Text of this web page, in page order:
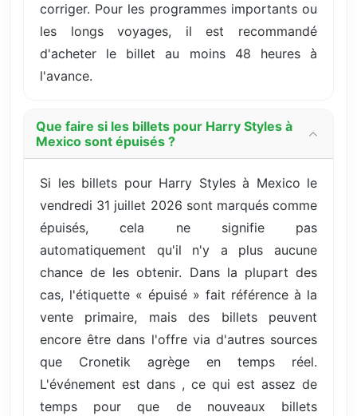
corriger. Pour les programmes importants ou
les longs voyages, il est recommandé
d'acheter le billet au moins 48 heures à
l'avance.
Que faire si les billets pour Harry Styles à
Mexico sont épuisés ?
Si les billets pour Harry Styles à Mexico le
vendredi 31 juillet 2026 sont marqués comme
épuisés, cela ne signifie pas
automatiquement qu'il n'y a plus aucune
chance de les obtenir. Dans la plupart des
cas, l'étiquette « épuisé » fait référence à la
vente primaire, mais des billets peuvent
encore être dans l'offre via d'autres sources
que Cronetik agrège en temps réel.
L'événement est dans , ce qui est assez de
temps pour que de nouveaux billets